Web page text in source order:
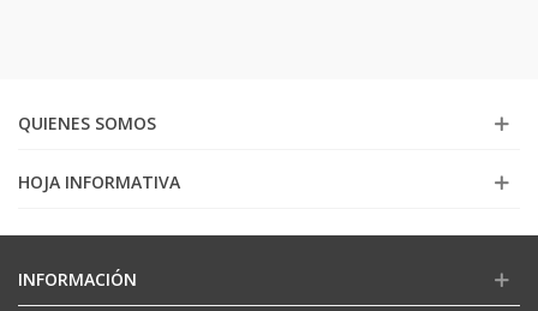
QUIENES SOMOS
HOJA INFORMATIVA
INFORMACIÓN